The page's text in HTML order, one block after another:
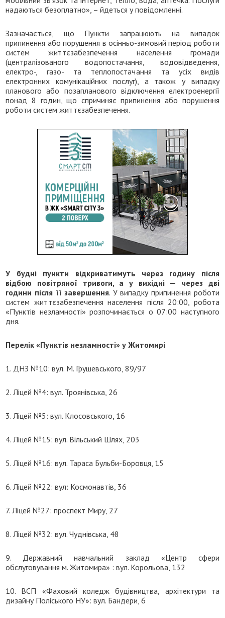
надаються безоплатно», – йдеться у повідомленні.
Зазначається, що Пункти запрацюють на випадок
припинення або порушення в осінньо-зимовий період роботи
систем життєзабезпечення населення громади
(централізованого водопостачання, водовідведення,
електро-, газо- та теплопостачання та усіх видів
електронних комунікаційних послуг), а також у випадку
планового або позапланового відключення електроенергії
понад 8 годин, що спричиняє припинення або порушення
роботи систем життєзабезпечення.
У будні пункти відкриватимуть через годину після
відбою повітряної тривоги, а у вихідні — через дві
години після її завершення. У випадку припинення роботи
систем життєзабезпечення населення після 20:00, робота
«Пунктів незламності» розпочинається о 07:00 наступного
дня.
Перелік «Пунктів незламності» у Житомирі
1. ДНЗ №10: вул. М. Грушевського, 89/97
2. Ліцей №4: вул. Троянівська, 26
3. Ліцей №5: вул. Клосовського, 16
4. Ліцей №15: вул. Вільський Шлях, 203
5. Ліцей №16: вул. Тараса Бульби-Боровця, 15
6. Ліцей №22: вул: Космонавтів, 36
7. Ліцей №27: проспект Миру, 27
8. Ліцей №32: вул. Чуднівська, 48
9. Державний навчальний заклад «Центр сфери
обслуговування м. Житомира» : вул. Корольова, 132
10. ВСП «Фаховий коледж будівництва, архітектури та
дизайну Поліського НУ»: вул. Бандери, 6